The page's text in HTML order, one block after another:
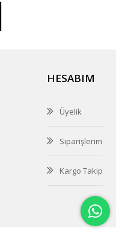
HESABIM
Üyelik
Siparişlerim
Kargo Takip